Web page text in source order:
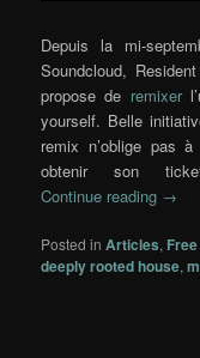
Depuis la mi-
Soundcloud,
propose de remixer
yourself. Belle
remix n’oblige pas
obtenir son
Continue reading →
Posted in Articles,
deeply rooted house,